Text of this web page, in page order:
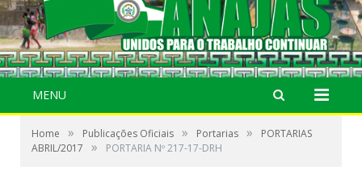
MENU
Home » Publicações Oficiais » Portarias »
PORTARIAS
ABRIL/2017
» PORTARIA Nº 217-17-DRH